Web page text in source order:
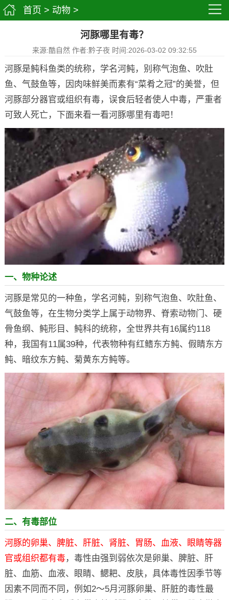
首页 > 动物 >
河豚哪里有毒？
来源:酷自然 作者:黔子夜 时间:2026-03-02 09:32:55
河豚是鲀科鱼类的统称，学名河鲀，别称气泡鱼、吹肚
鱼、气鼓鱼等，因肉味鲜美而素有“菜肴之冠”的美誉，但
河豚部分器官或组织有毒，误食后轻者使人中毒，严重者
可致人死亡，下面来看一看河豚哪里有毒吧！
一、物种论述
河豚是常见的一种鱼，学名河鲀，别称气泡鱼、吹肚鱼、
气鼓鱼等，在生物分类学上属于动物界、脊索动物门、硬
骨鱼纲、鲀形目、鲀科的统称，全世界共有16属约118
种，我国有11属39种，代表物种有红鳍东方鲀、假睛东方
鲀、暗纹东方鲀、菊黄东方鲀等。
二、有毒部位
河豚的卵巢、脾脏、肝脏、肾脏、胃肠、血液、眼睛等器
官或组织都有毒，毒性由强到弱依次是卵巢、脾脏、肝
脏、血筋、血液、眼睛、鳃耙、皮肤，具体毒性因季节等
因素不同而不同，例如2～5月河豚卵巢、肝脏的毒性最